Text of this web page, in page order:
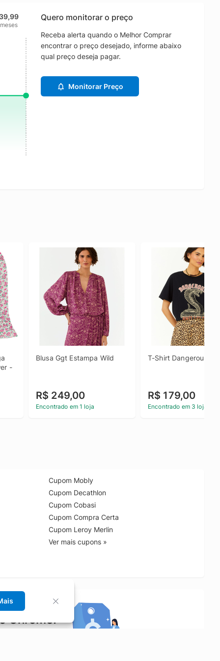
Quero monitorar o preço
Receba alerta quando o Melhor Comprar
encontrar o preço desejado, informe abaixo
qual preço deseja pagar.
Monitorar Preço
-
Blusa Ggt Estampa Wild
R$ 249,00
Encontrado em 1 loja
T-Shirt Dangerous
R$ 179,00
Encontrado em 3 lojas
Cupom Mobly
Cupom Decathlon
Cupom Cobasi
Cupom Compra Certa
Cupom Leroy Merlin
Ver mais cupons »
Chrome!